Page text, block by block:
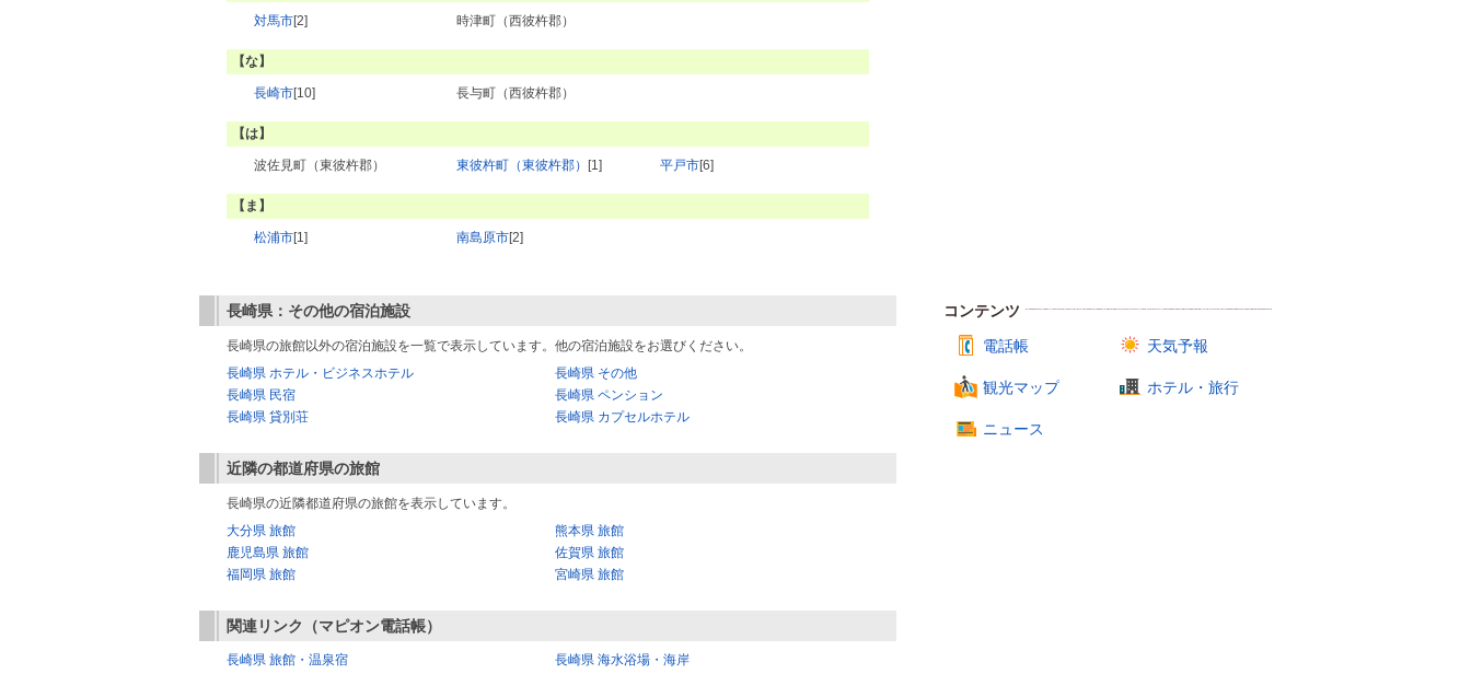
対馬市[2] 時津町（西彼杵郡）
【な】
長崎市[10] 長与町（西彼杵郡）
【は】
波佐見町（東彼杵郡） 東彼杵町（東彼杵郡） [1] 平戸市[6]
【ま】
松浦市[1] 南島原市[2]
長崎県：その他の宿泊施設
長崎県の旅館以外の宿泊施設を一覧で表示しています。他の宿泊施設をお選びください。
長崎県 ホテル・ビジネスホテル
長崎県 その他
長崎県 民宿
長崎県 ペンション
長崎県 貸別荘
長崎県 カプセルホテル
近隣の都道府県の旅館
長崎県の近隣都道府県の旅館を表示しています。
大分県 旅館
熊本県 旅館
鹿児島県 旅館
佐賀県 旅館
福岡県 旅館
宮崎県 旅館
関連リンク（マピオン電話帳）
長崎県 旅館・温泉宿 長崎県 海水浴場・海岸
コンテンツ
電話帳
天気予報
観光マップ ホテル・旅行
ニュース